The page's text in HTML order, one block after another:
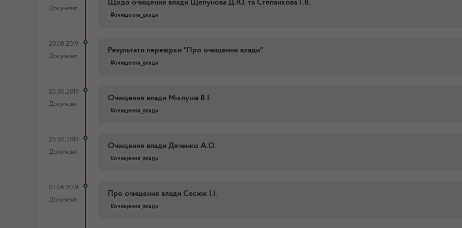
Документ
Щодо очищення влади Щепунова Д.Ю. та Степанкова Г.В.
#очищення_влади
20.08.2019
Документ
Результати перевірки "Про очищення влади"
#очищення_влади
25.06.2019
Документ
Очищення влади Міклуша В.І.
#очищення_влади
25.06.2019
Документ
Очищення влади Дяченко А.О.
#очищення_влади
07.06.2019
Документ
Про очищення влади Сесюк І.І.
#очищення_влади